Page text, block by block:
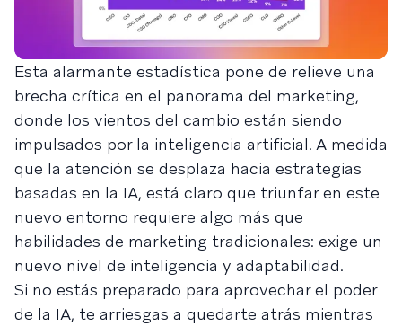
Esta alarmante estadística pone de relieve una
brecha crítica en el panorama del marketing,
donde los vientos del cambio están siendo
impulsados por la inteligencia artificial. A medida
que la atención se desplaza hacia estrategias
basadas en la IA, está claro que triunfar en este
nuevo entorno requiere algo más que
habilidades de marketing tradicionales: exige un
nuevo nivel de inteligencia y adaptabilidad.
Si no estás preparado para aprovechar el poder
de la IA, te arriesgas a quedarte atrás mientras